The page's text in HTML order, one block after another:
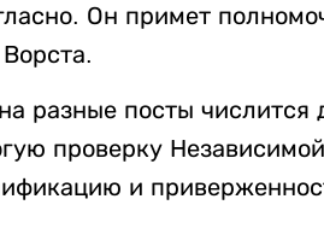
Он примет
разные посты числится
проверку
и